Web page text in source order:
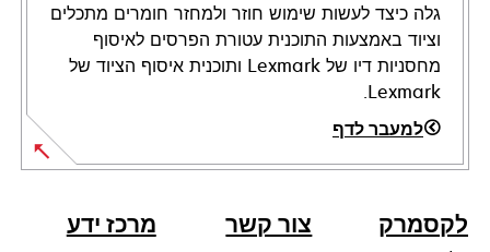
גלה כיצד לעשות שימוש חוזר ולמחזר חומרים מתכלים
וציוד באמצעות התוכנית עטורת הפרסים לאיסוף
מחסניות דיו של Lexmark ותוכנית איסוף הציוד של
Lexmark.
למעבר לדף
לקסמרק צור קשר מרכז ידע